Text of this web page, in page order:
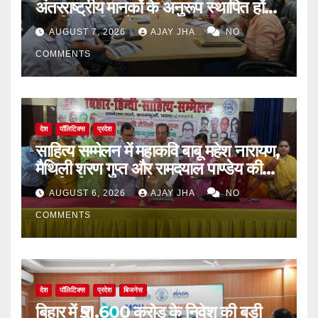
अंतरराष्ट्रीय मानकों के अनुरूप स्थापित होंगे
आधुनिक पॉपिंग सेंटर
AUGUST 7, 2026 AJAY JHA NO
COMMENTS
देश पॉलिटिक्स प्रदेश
साहित्य सम्मेलन में महाकवि बाबू महेश नारायण,
मैथिली शरण गुप्त और रामदयाल पाण्डेय की
मनाई गई जयंती, 72वें जन्म-दिवस पर
बिन्देश्वर गुप्ता हुए सम्मानित
AUGUST 6, 2026 AJAY JHA NO
COMMENTS
देश पॉलिटिक्स प्रदेश बिजनेस
बिहार में ₹51,600 करोड़ के निवेश की बड़ी